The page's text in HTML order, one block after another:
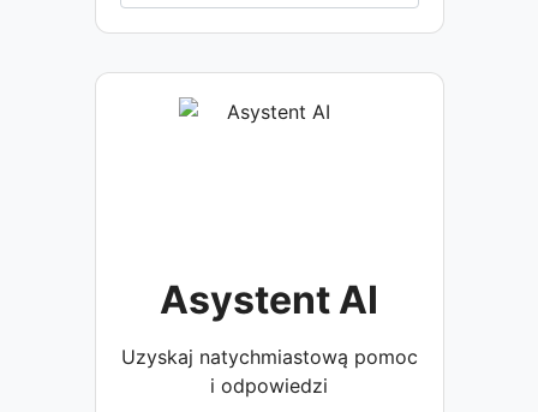
Asystent AI
Uzyskaj natychmiastową pomoc
i odpowiedzi